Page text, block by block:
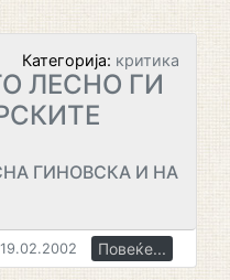
Категорија: критика
ЛЕСНО ГИ
ГИНОВСКА И НА
19.02.2002 Повеќе...